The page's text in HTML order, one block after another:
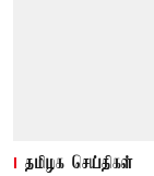
தமிழக செய்திகள்